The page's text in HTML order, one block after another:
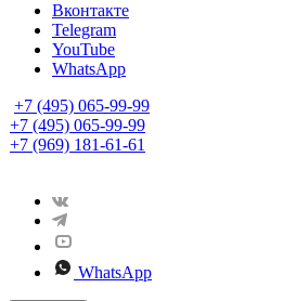
Вконтакте
Telegram
YouTube
WhatsApp
+7 (495) 065-99-99
+7 (495) 065-99-99
+7 (969) 181-61-61
WhatsApp